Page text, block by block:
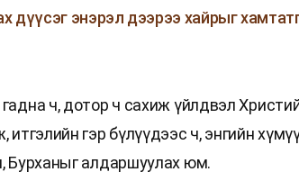
дүүсэг энэрэл дээрээ хайрыг
ч, дотор ч сахиж үйлдвэл
итгэлийн гэр бүлүүдээс ч, энгийн
Бурханыг алдаршуулах юм.